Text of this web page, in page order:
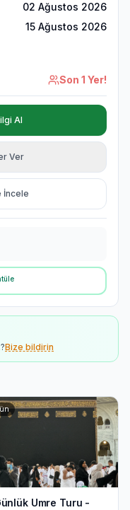
02 Ağustos 2026
15 Ağustos 2026
Son 1 Yer!
Al
Ver
İncele
Bize bildirin
Umre Turu -